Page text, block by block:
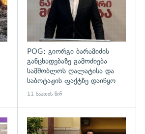
POG: გიორგი ბარამიძის
განცხადებაზე გამოძიება
სამშობლოს ღალატისა და
საბოტაჟის ფაქტზე დაიწყო
11 საათის წინ